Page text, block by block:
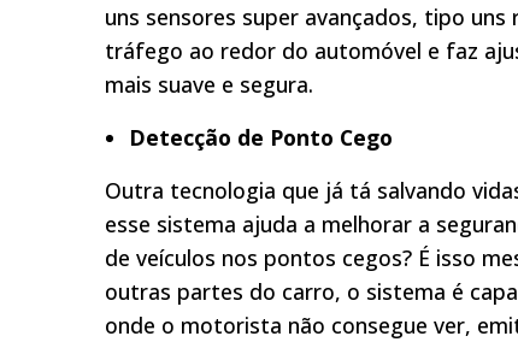
uns sensores super avançados, tipo
tráfego ao redor do automóvel e faz
mais suave e segura.
Detecção de Ponto Cego
Outra tecnologia que já tá salvando
esse sistema ajuda a melhorar a
de veículos nos pontos cegos? É isso
outras partes do carro, o sistema é
onde o motorista não consegue ver,